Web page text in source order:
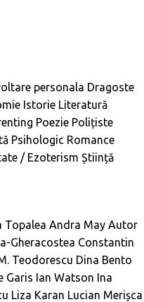
personala Dragoste
Istorie Literatură
Poezie Polițiste
Psihologic Romance
/ Ezoterism Știință
Topalea Andra May Autor
Gheracostea Constantin
Teodorescu Dina Bento
Garis Ian Watson Ina
Liza Karan Lucian Merișca